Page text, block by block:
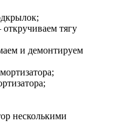
тягу
и демонтируем
несколькими